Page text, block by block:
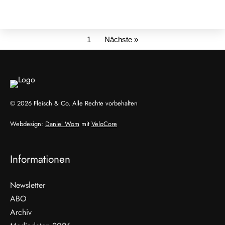
1 Nächste »
© 2026 Fleisch & Co, Alle Rechte vorbehalten
Webdesign: Daniel Wom mit VeloCore
Informationen
Newsletter
ABO
Archiv